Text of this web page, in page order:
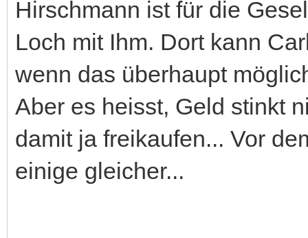
Hirschmann ist für die
Loch mit Ihm. Dort kann
wenn das überhaupt
Aber es heisst, Geld stinkt
damit ja freikaufen... Vor
einige gleicher...